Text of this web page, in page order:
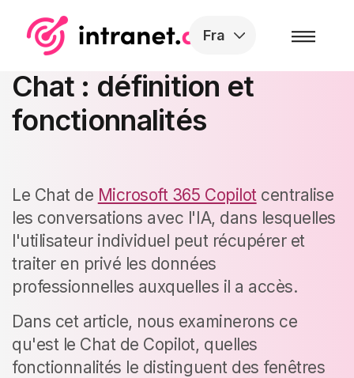
Fra
Microsoft 365 Copilot
Chat : définition et
fonctionnalités
Le Chat de Microsoft 365 Copilotcentralise
les conversations avec l'IA, dans lesquelles
l'utilisateur individuel peut récupérer et
traiter en privé les données
professionnelles auxquelles il a accès.
Dans cet article, nous examinerons ce
qu'est le Chat de Copilot, quelles
fonctionnalités le distinguent des fenêtres